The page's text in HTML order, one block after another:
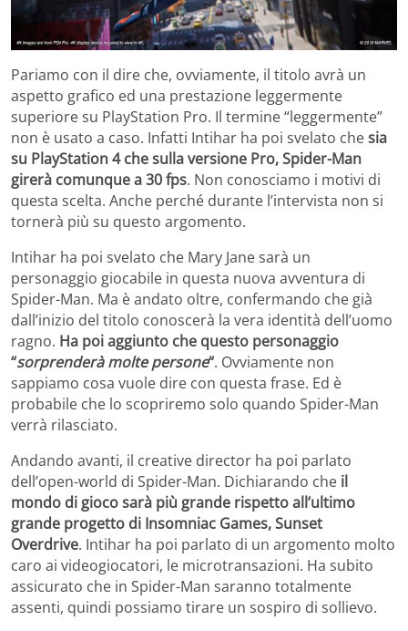
Pariamo con il dire che, ovviamente, il titolo avrà un
aspetto grafico ed una prestazione leggermente
superiore su PlayStation Pro. Il termine “leggermente”
non è usato a caso. Infatti Intihar ha poi svelato chesia
su PlayStation 4 che sulla versione Pro, Spider-Man
girerà comunque a 30 fps. Non conosciamo i motivi di
questa scelta. Anche perché durante l’intervista non si
tornerà più su questo argomento.
Intihar ha poi svelato che Mary Jane sarà un
personaggio giocabile in questa nuova avventura di
Spider-Man. Ma è andato oltre, confermando che già
dall’inizio del titolo conoscerà la vera identità dell’uomo
ragno. Ha poi aggiunto che questo personaggio
“sorprenderà molte persone“. Ovviamente non
sappiamo cosa vuole dire con questa frase. Ed è
probabile che lo scopriremo solo quando Spider-Man
verrà rilasciato.
Andando avanti, il creative director ha poi parlato
dell’open-world di Spider-Man. Dichiarando che il
mondo di gioco sarà più grande rispetto all’ultimo
grande progetto di Insomniac Games, Sunset
Overdrive. Intihar ha poi parlato di un argomento molto
caro ai videogiocatori, le microtransazioni. Ha subito
assicurato che in Spider-Man saranno totalmente
assenti, quindi possiamo tirare un sospiro di sollievo.